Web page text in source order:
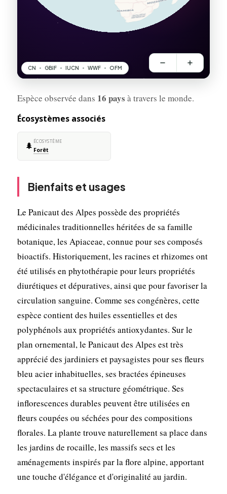
Espèce observée dans 16 pays à travers le monde.
Écosystèmes associés
🌲 ÉCOSYSTÈME
Forêt
Bienfaits et usages
Le Panicaut des Alpes possède des propriétés
médicinales traditionnelles héritées de sa famille
botanique, les Apiaceae, connue pour ses composés
bioactifs. Historiquement, les racines et rhizomes ont
été utilisés en phytothérapie pour leurs propriétés
diurétiques et dépuratives, ainsi que pour favoriser la
circulation sanguine. Comme ses congénères, cette
espèce contient des huiles essentielles et des
polyphénols aux propriétés antioxydantes. Sur le
plan ornemental, le Panicaut des Alpes est très
apprécié des jardiniers et paysagistes pour ses fleurs
bleu acier inhabituelles, ses bractées épineuses
spectaculaires et sa structure géométrique. Ses
inflorescences durables peuvent être utilisées en
fleurs coupées ou séchées pour des compositions
florales. La plante trouve naturellement sa place dans
les jardins de rocaille, les massifs secs et les
aménagements inspirés par la flore alpine, apportant
une touche d'élégance et d'originalité au jardin.